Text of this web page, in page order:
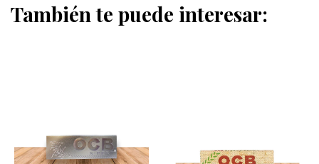
También te puede interesar: